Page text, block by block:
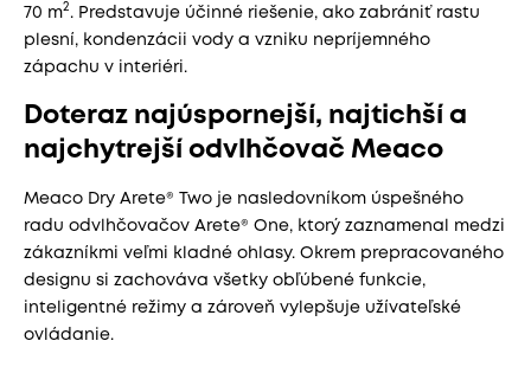
70 m2 . Predstavuje účinné riešenie, ako zabrániť rastu
plesní, kondenzácii vody a vzniku nepríjemného
zápachu v interiéri.
Doteraz najúspornejší, najtichší a
najchytrejší odvlhčovač Meaco
Meaco Dry Arete® Two je nasledovníkom úspešného
radu odvlhčovačov Arete® One, ktorý zaznamenal medzi
zákazníkmi veľmi kladné ohlasy. Okrem prepracovaného
designu si zachováva všetky obľúbené funkcie,
inteligentné režimy a zároveň vylepšuje užívateľské
ovládanie.